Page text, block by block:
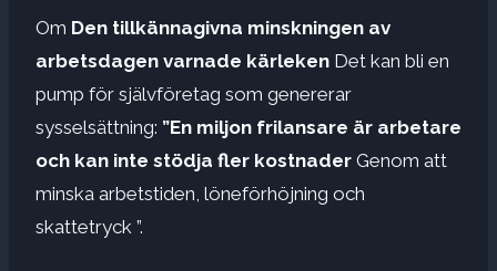
Om Den tillkännagivna minskningen av
arbetsdagen varnade kärleken Det kan bli en
pump för självföretag som genererar
sysselsättning: ”En miljon frilansare är arbetare
och kan inte stödja fler kostnader Genom att
minska arbetstiden, löneförhöjning och
skattetryck ”.